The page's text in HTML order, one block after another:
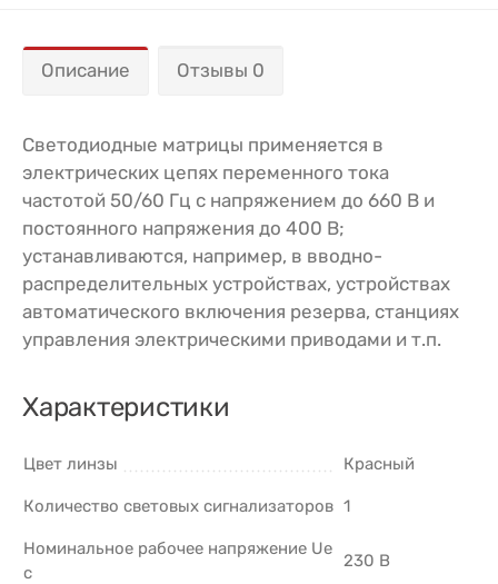
Описание Отзывы 0
Светодиодные матрицы применяется в
электрических цепях переменного тока
частотой 50/60 Гц с напряжением до 660 В и
постоянного напряжения до 400 В;
устанавливаются, например, в вводно-
распределительных устройствах, устройствах
автоматического включения резерва, станциях
управления электрическими приводами и т.п.
Характеристики
Цвет линзы Красный
Количество световых сигнализаторов 1
Номинальное рабочее напряжение Ue
с
230 В